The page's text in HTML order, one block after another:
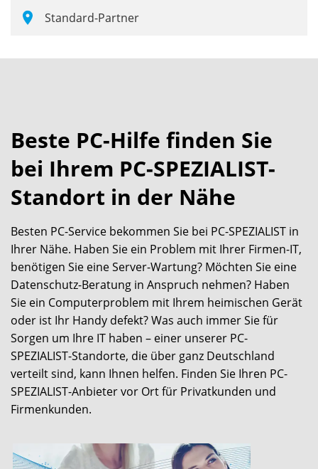
Standard-Partner
Beste PC-Hilfe finden Sie
bei Ihrem PC-SPEZIALIST-
Standort in der Nähe
Besten PC-Service bekommen Sie bei PC-SPEZIALIST in
Ihrer Nähe. Haben Sie ein Problem mit Ihrer Firmen-IT,
benötigen Sie eine Server-Wartung? Möchten Sie eine
Datenschutz-Beratung in Anspruch nehmen? Haben
Sie ein Computerproblem mit Ihrem heimischen Gerät
oder ist Ihr Handy defekt? Was auch immer Sie für
Sorgen um Ihre IT haben – einer unserer PC-
SPEZIALIST-Standorte, die über ganz Deutschland
verteilt sind, kann Ihnen helfen. Finden Sie Ihren PC-
SPEZIALIST-Anbieter vor Ort für Privatkunden und
Firmenkunden.